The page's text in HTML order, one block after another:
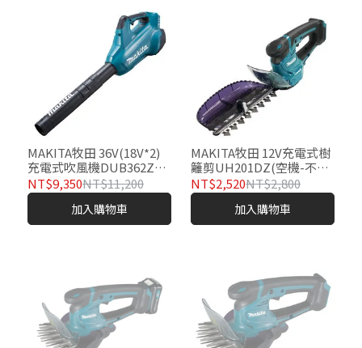
MAKITA牧田 36V(18V*2)
充電式吹風機DUB362Z
(空機-不含充電器及電池)
NT$9,350NT$11,200
加入購物車
MAKITA牧田 12V充電式樹
籬剪UH201DZ(空機-不含
充電器及電池)
NT$2,520NT$2,800
加入購物車